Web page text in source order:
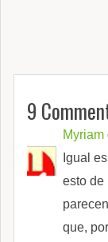
9
Myriam
Igual
esto de
que,